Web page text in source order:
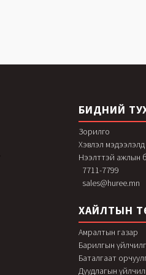
БИДНИЙ
Зорилго
Хэвлэл мэдээлэлд
Нээлттэй ажлын
7711-7799
sales@huree.mn
ХАЙЛТЫН
Амралтын газар
Барилгын
Баталгаат
Дуудлагын